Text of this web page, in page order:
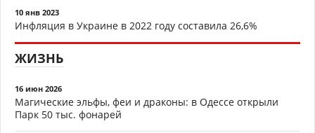
10 янв 2023
Инфляция в Украине в 2022 году составила 26,6%
ЖИЗНЬ
16 июн 2026
Магические эльфы, феи и драконы: в Одессе открыли
Парк 50 тыс. фонарей